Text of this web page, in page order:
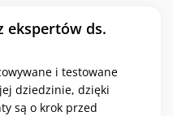
ekspertów ds.
i testowane
dziedzinie, dzięki
są o krok przed